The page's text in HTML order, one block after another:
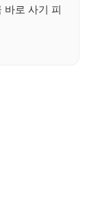
바로 사기 피